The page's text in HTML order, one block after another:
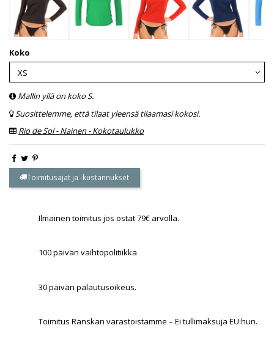
Koko
Mallin yllä on koko S.
Suosittelemme, että tilaat yleensä tilaamasi kokosi.
Rio de Sol - Nainen - Kokotaulukko
Toimitusajat ja -kustannukset
Ilmainen toimitus jos ostat 79€ arvolla.
100 päivän vaihtopolitiikka
30 päivän palautusoikeus.
Toimitus Ranskan varastoistamme – Ei tullimaksuja EU:hun.